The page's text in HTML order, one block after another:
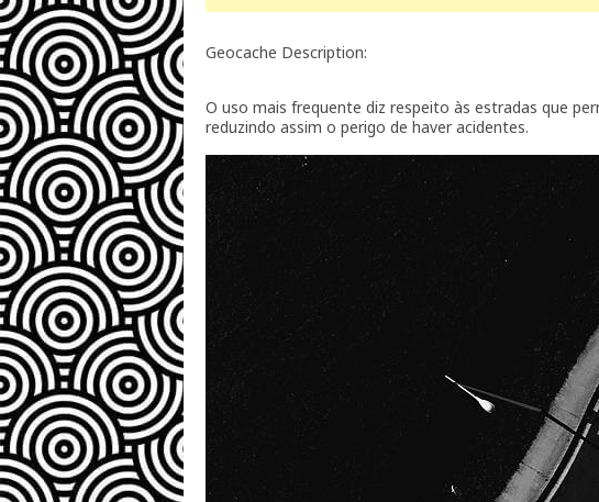
Geocache Description:
O uso mais frequente diz respeito às estradas que
reduzindo assim o perigo de haver acidentes.